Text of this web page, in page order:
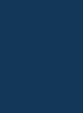
(m/w/d)